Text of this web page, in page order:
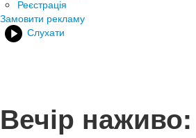
Реєстрація
Замовити рекламу
Слухати
Вечір